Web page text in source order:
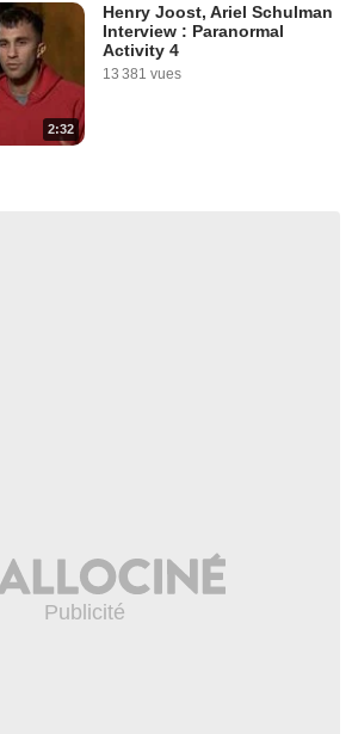
2:32
Henry Joost, Ariel Schulman
Interview : Paranormal
Activity 4
13 381 vues